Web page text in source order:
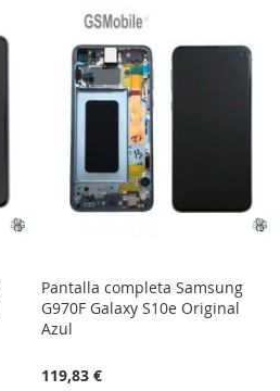
LISTA
DE
DESEJOS
COMPARAÇÃO
Pantalla completa Samsung
G970F Galaxy S10e Original
Azul
119,83 €